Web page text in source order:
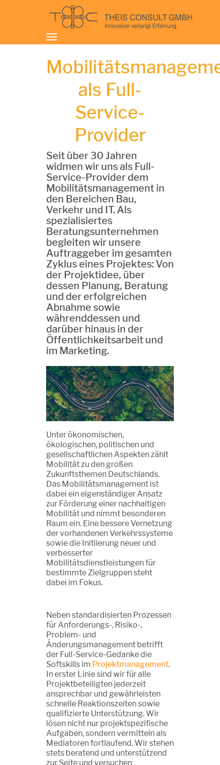
Toggle
navigation
als Full-
Service-
Provider
Seit über 30 Jahren
widmen wir uns als Full-
Service-Provider dem
Mobilitätsmanagement in
den Bereichen Bau,
Verkehr und IT. Als
spezialisiertes
Beratungsunternehmen
begleiten wir unsere
Auftraggeber im gesamten
Zyklus eines Projektes: Von
der Projektidee, über
dessen Planung, Beratung
und der erfolgreichen
Abnahme sowie
währenddessen und
darüber hinaus in der
Öffentlichkeitsarbeit und
im Marketing.
Unter ökonomischen,
ökologischen, politischen und
gesellschaftlichen Aspekten zählt
Mobilität zu den großen
Zukunftsthemen Deutschlands.
Das Mobilitätsmanagement ist
dabei ein eigenständiger Ansatz
zur Förderung einer nachhaltigen
Mobilität und nimmt besonderen
Raum ein. Eine bessere Vernetzung
der vorhandenen Verkehrssysteme
sowie die Initiierung neuer und
verbesserter
Mobilitätsdienstleistungen für
bestimmte Zielgruppen steht
dabei im Fokus.
Neben standardisierten Prozessen
für Anforderungs-, Risiko-,
Problem- und
Änderungsmanagement betrifft
der Full-Service-Gedanke die
Softskills im Projektmanagement.
In erster Linie sind wir für alle
Projektbeteiligten jederzeit
ansprechbar und gewährleisten
schnelle Reaktionszeiten sowie
qualifizierte Unterstützung. Wir
lösen nicht nur projektspezifische
Aufgaben, sondern vermitteln als
Mediatoren fortlaufend. Wir stehen
stets beratend und unterstützend
zur Seite und versuchen